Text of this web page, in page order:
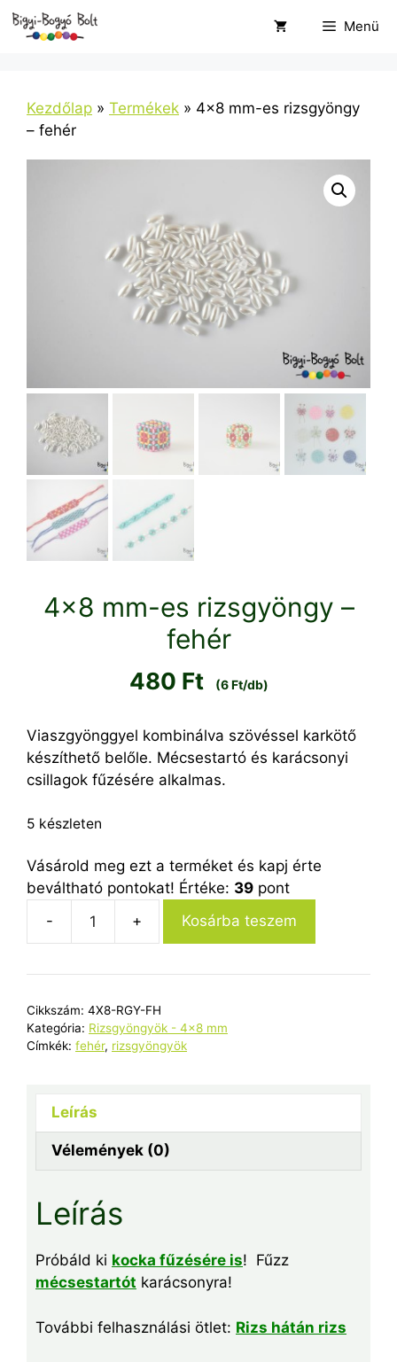
Kilépés
Menü
Kezdőlap » Termékek » 4×8 mm-es rizsgyöngy
– fehér
4×8 mm-es rizsgyöngy –
fehér
480 Ft (6 Ft/db)
Viaszgyönggyel kombinálva szövéssel karkötő
készíthető belőle. Mécsestartó és karácsonyi
csillagok fűzésére alkalmas.
5 készleten
Vásárold meg ezt a terméket és kapj érte
beváltható pontokat! Értéke: 39 pont
4x8
es
-
fehér
Kosárba teszem
Cikkszám: 4X8-RGY-FH
Kategória: Rizsgyöngyök - 4x8 mm
Címkék: fehér, rizsgyöngyök
Leírás
Vélemények (0)
Leírás
Próbáld ki kocka fűzésére is! Fűzz
mécsestartót karácsonyra!
További felhasználási ötlet: Rizs hátán rizs